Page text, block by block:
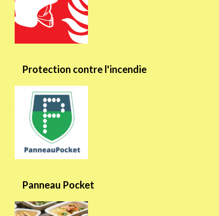
Protection contre l'incendie
Panneau Pocket